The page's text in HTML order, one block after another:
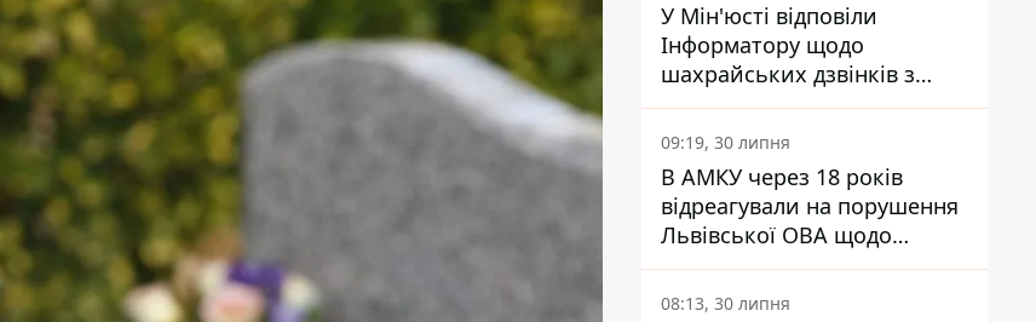
У Мін'юсті відповіли
Інформатору щодо
шахрайських дзвінків з
камери Сумського СІЗО так,
що ніхто нічого не зрозумів
09:19, 30 липня
В АМКУ через 18 років
відреагували на порушення
Львівської ОВА щодо
харчування у закладах
освіти
08:13, 30 липня